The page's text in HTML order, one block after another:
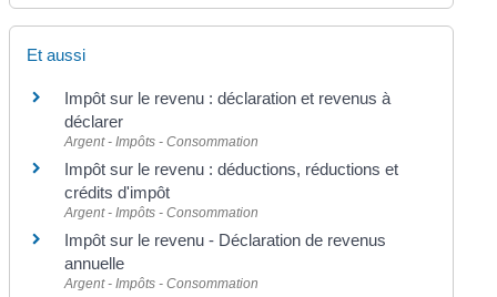
Et aussi
Impôt sur le revenu : déclaration et revenus à
déclarer
Argent - Impôts - Consommation
Impôt sur le revenu : déductions, réductions et
crédits d'impôt
Argent - Impôts - Consommation
Impôt sur le revenu - Déclaration de revenus
annuelle
Argent - Impôts - Consommation